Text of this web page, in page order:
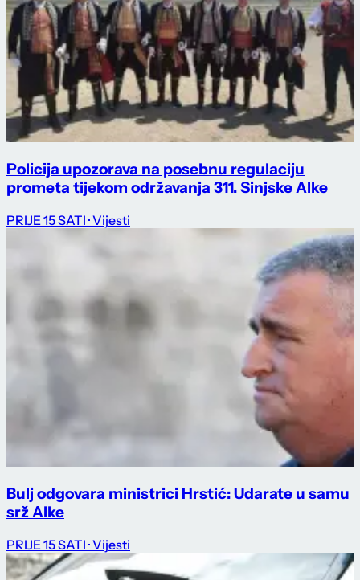
Policija upozorava na posebnu regulaciju
prometa tijekom održavanja 311. Sinjske Alke
PRIJE 15 SATI · Vijesti
Bulj odgovara ministrici Hrstić: Udarate u samu
srž Alke
PRIJE 15 SATI · Vijesti